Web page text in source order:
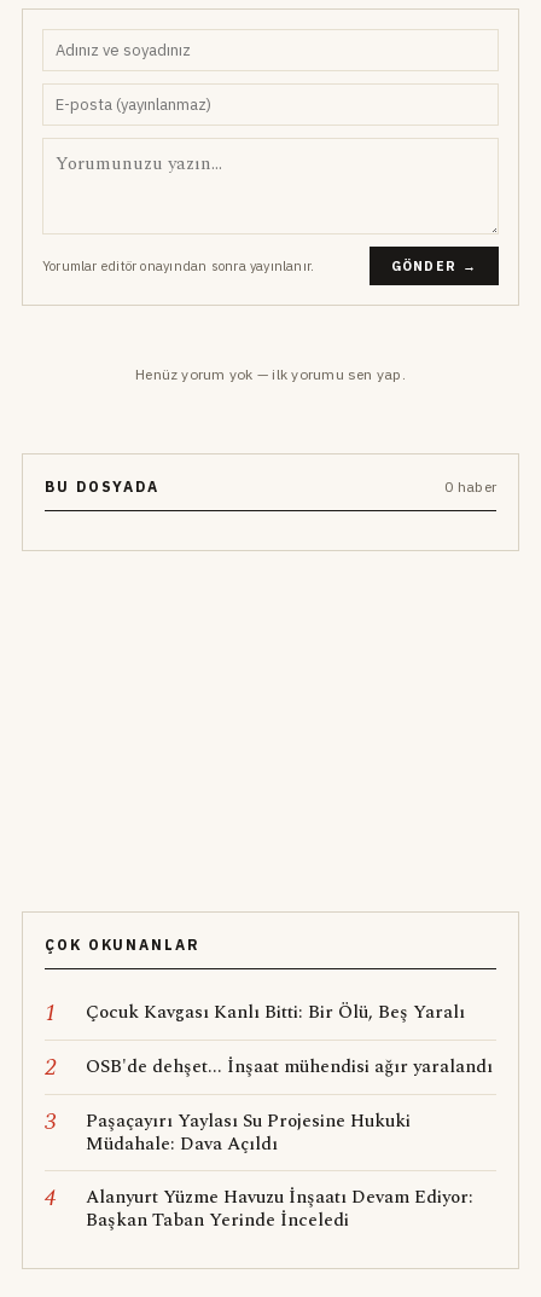
Yorumlar editör onayından sonra yayınlanır. GÖNDER →
Henüz yorum yok — ilk yorumu sen yap.
BU DOSYADA 0 haber
ÇOK OKUNANLAR
1 Çocuk Kavgası Kanlı Bitti: Bir Ölü, Beş Yaralı
2 OSB'de dehşet... İnşaat mühendisi ağır yaralandı
3
Paşaçayırı Yaylası Su Projesine Hukuki
Müdahale: Dava Açıldı
4
Alanyurt Yüzme Havuzu İnşaatı Devam Ediyor:
Başkan Taban Yerinde İnceledi